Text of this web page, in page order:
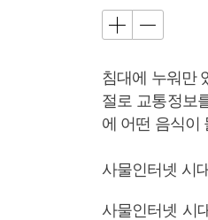
침대에 누워만
절로 교통정보
에 어떤 음식이
사물인터넷 시
사물인터넷 시